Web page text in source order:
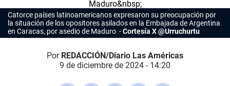
Catorce países latinoamericanos expresaron su preocupación por
la situación de los opositores asilados en la Embajada de Argentina
en Caracas, por asedio de Maduro
Cortesía X @Urruchurtu
Por REDACCIÓN/Diario Las Américas
9 de diciembre de 2024 - 14:20